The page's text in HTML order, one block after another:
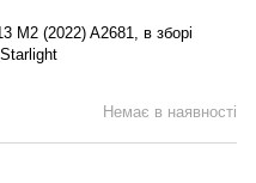
M2 (2022) A2681, в зборі
Немає в наявності